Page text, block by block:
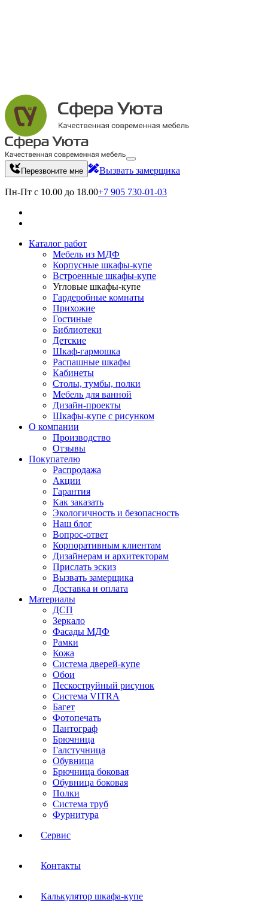
Перезвоните мне Вызвать замерщика
Пн-Пт с 10.00 до 18.00+7 905 730-01-03
Каталог работ
Мебель из МДФ
Корпусные шкафы-купе
Встроенные шкафы-купе
Угловые шкафы-купе
Гардеробные комнаты
Прихожие
Гостиные
Библиотеки
Детские
Шкаф-гармошка
Распашные шкафы
Кабинеты
Столы, тумбы, полки
Мебель для ванной
Дизайн-проекты
Шкафы-купе с рисунком
О компании
Производство
Отзывы
Покупателю
Распродажа
Акции
Гарантия
Как заказать
Экологичность и безопасность
Наш блог
Вопрос-ответ
Корпоративным клиентам
Дизайнерам и архитекторам
Прислать эскиз
Вызвать замерщика
Доставка и оплата
Материалы
ДСП
Зеркало
Фасады МДФ
Рамки
Кожа
Система дверей-купе
Обои
Пескоструйный рисунок
Система VITRA
Багет
Фотопечать
Пантограф
Брючница
Галстучница
Обувница
Брючница боковая
Обувница боковая
Полки
Система труб
Фурнитура
Сервис
Контакты
Калькулятор шкафа-купе